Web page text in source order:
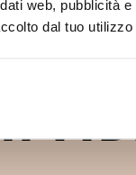
web, pubblicità
dal tuo
IN